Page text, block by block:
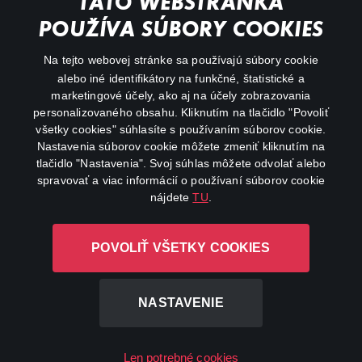
POUŽÍVA SÚBORY COOKIES
Na tejto webovej stránke sa používajú súbory cookie
alebo iné identifikátory na funkčné, štatistické a
marketingové účely, ako aj na účely zobrazovania
personalizovaného obsahu. Kliknutím na tlačidlo "Povoliť
všetky cookies" súhlasíte s používaním súborov cookie.
Nastavenia súborov cookie môžete zmeniť kliknutím na
tlačidlo "Nastavenia". Svoj súhlas môžete odvolať alebo
spravovať a viac informácií o používaní súborov cookie
nájdeteTU
POVOLIŤ VŠETKY COOKIES
NASTAVENIE
Len potrebné cookies
My profile
Important links
Canal+ Luxembourg S. à r.l. so sídlom Rue Albert Borschette 4,